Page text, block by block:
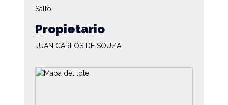
Salto
Propietario
JUAN CARLOS DE SOUZA